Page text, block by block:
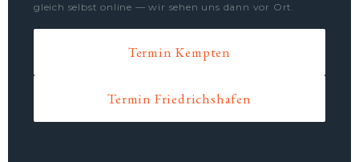
gleich selbst online — wir sehen uns dann vor Ort.
Termin Kempten
Termin Friedrichshafen